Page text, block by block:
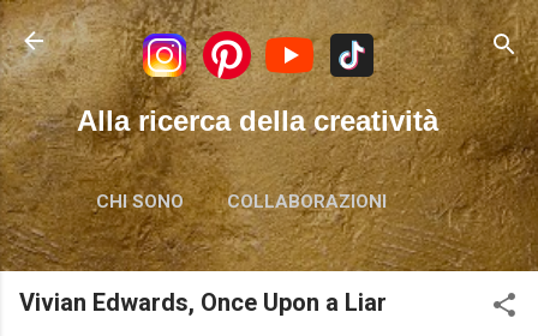
Passa ai contenuti principali
Alla ricerca della creatività
CHI SONO COLLABORAZIONI
Vivian Edwards, Once Upon a Liar